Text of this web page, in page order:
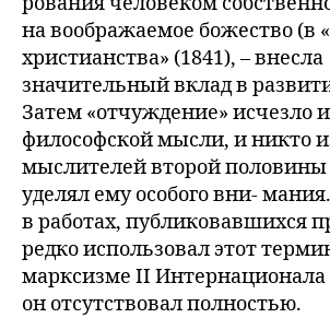
на воображаемое божество (в
христианства» (1841), – внесла
значительный вклад в
Затем «отчуждение» исчезло
философской мысли, и никто
мыслителей второй половины
уделял ему особого вни-
в работах, публиковавшихся
редко использовал этот
марксизме II Интернационала
он отсутствовал полностью.